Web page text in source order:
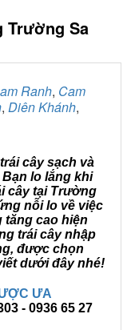
Trường Sa
Ranh, Cam
, Diên Khánh,
cây sạch và
lo lắng khi
cây tại Trường
nỗi lo về việc
tăng cao hiện
trái cây nhập
được chọn
dưới đây nhé!
ƯA
- 0936 65 27